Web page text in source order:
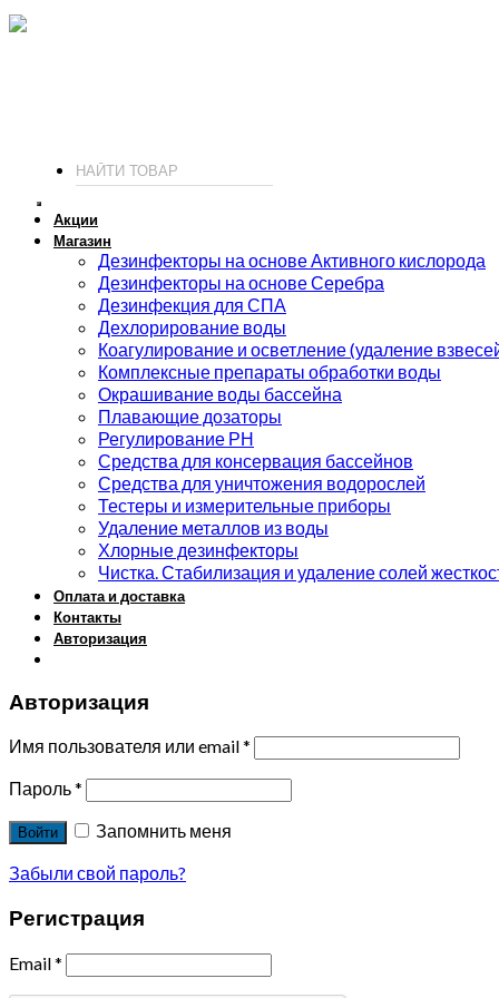
Акции
Магазин
Дезинфекторы на основе Активного кислорода
Дезинфекторы на основе Серебра
Дезинфекция для СПА
Дехлорирование воды
Коагулирование и осветление (удаление
Комплексные препараты обработки воды
Окрашивание воды бассейна
Плавающие дозаторы
Регулирование РН
Средства для консервация бассейнов
Средства для уничтожения водорослей
Тестеры и измерительные приборы
Удаление металлов из воды
Хлорные дезинфекторы
Чистка. Стабилизация и удаление солей
Оплата и доставка
Контакты
Авторизация
Авторизация
Имя пользователя или email*
Пароль*
Войти
Запомнить меня
Забыли свой пароль?
Регистрация
Email*